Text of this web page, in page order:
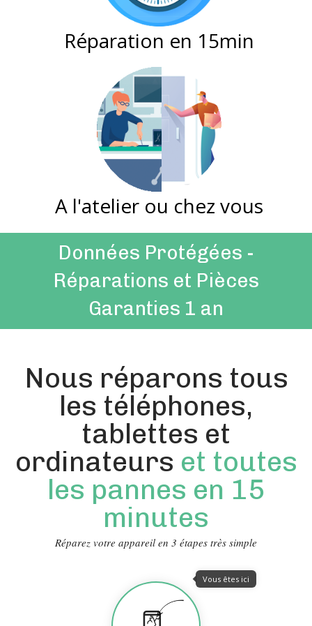
Réparation en 15min
A l'atelier ou chez vous
Données Protégées -
Réparations et Pièces
Garanties 1 an
Nous réparons tous
les téléphones,
tablettes et
ordinateurs et toutes
les pannes en 15
minutes
Réparez votre appareil en 3 étapes très simple
Vous êtes ici